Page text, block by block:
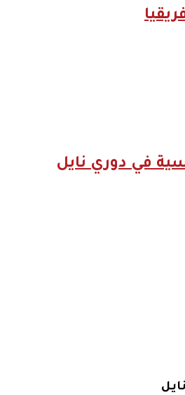
في دوري نايل